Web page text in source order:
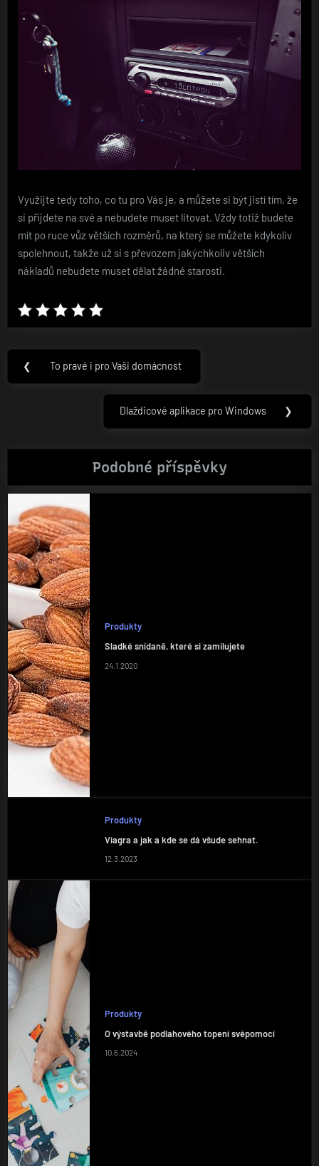
Využijte tedy toho, co tu pro Vás je, a můžete si být jistí tím, že
si přijdete na své a nebudete muset litovat. Vždy totiž budete
mít po ruce vůz větších rozměrů, na který se můžete kdykoliv
spolehnout, takže už si s převozem jakýchkoliv větších
nákladů nebudete muset dělat žádné starosti.
Navigace
pro
❮
Previous
To pravé i pro Vaši domácnost
Next
Dlaždicové aplikace pro Windows ❯
Podobné příspěvky
Produkty
Sladké snídaně, které si zamilujete
24.1.2020
Produkty
Viagra a jak a kde se dá všude sehnat.
12.3.2023
Produkty
O výstavbě podlahového topení svépomocí
10.6.2024